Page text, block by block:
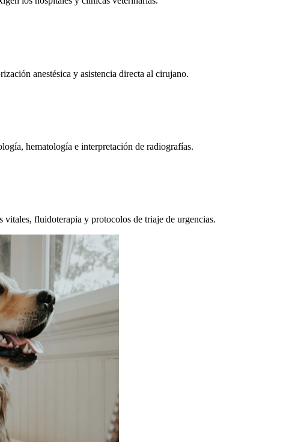
anestésica y asistencia directa al cirujano.
hematología e interpretación de radiografías.
fluidoterapia y protocolos de triaje de urgencias.